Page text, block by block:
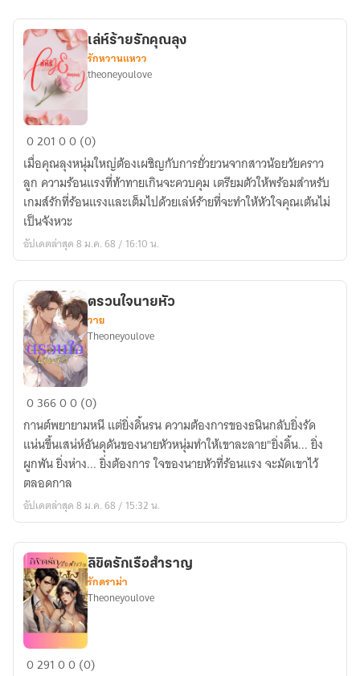
เล่ห์
ร้าย
รัก
คุณ
ลุง
เล่ห์ร้ายรักคุณลุง
รักหวานแหวว
theoneyoulove
020100 (0)
เมื่อคุณลุงหนุ่มใหญ่ต้องเผชิญกับการยั่วยวนจากสาวน้อยวัยคราว
ลูก ความร้อนแรงที่ท้าทายเกินจะควบคุม เตรียมตัวให้พร้อมสำหรับ
เกมส์รักที่ร้อนแรงและเต็มไปด้วยเล่ห์ร้ายที่จะทำให้หัวใจคุณเต้นไม่
เป็นจังหวะ
อัปเดตล่าสุด 8 ม.ค. 68 / 16:10 น.
ตรวน
นาย
หัว
ตรวนใจนายหัว
วาย
Theoneyoulove
036600 (0)
กานต์พยายามหนี แต่ยิ่งดิ้นรน ความต้องการของธนินกลับยิ่งรัด
แน่นขึ้นเสน่ห์อันดุดันของนายหัวหนุ่มทำให้เขาละลาย"ยิ่งดิ้น... ยิ่ง
ผูกพัน ยิ่งห่าง... ยิ่งต้องการ ใจของนายหัวที่ร้อนแรง จะมัดเขาไว้
ตลอดกาล
อัปเดตล่าสุด 8 ม.ค. 68 / 15:32 น.
ลิขิต
ลิขิตรักเรือสำราญ
รักดราม่า
Theoneyoulove
029100 (0)